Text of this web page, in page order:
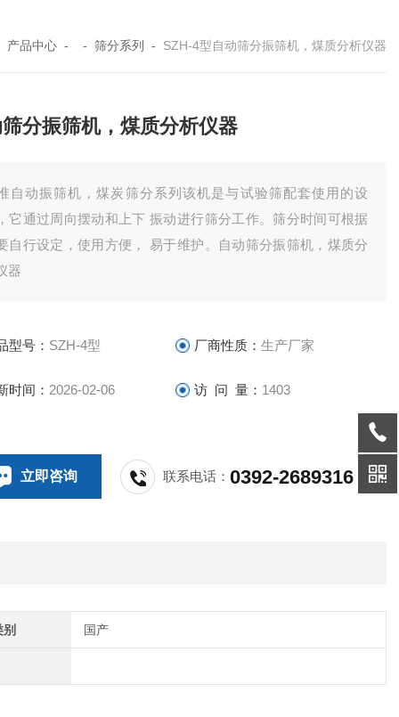
产品中心 - - 筛分系列 - SZH-4型自动筛分振筛机，煤质分析仪器
分振筛机，煤质分析仪器
自动振筛机，煤炭筛分系列该机是与试验筛配套使用的设
它通过周向摆动和上下 振动进行筛分工作。筛分时间可根据
自行设定，使用方便， 易于维护。自动筛分振筛机，煤质分
器
型号： SZH-4型 厂商性质： 生产厂家
时间： 2026-02-06 访 问 量： 1403
立即咨询 联系电话：0392-2689316
国产